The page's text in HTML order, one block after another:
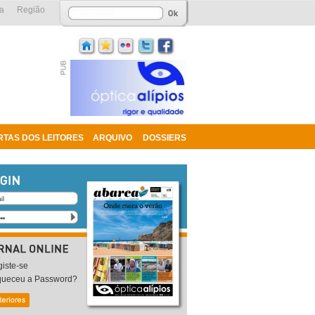
DOS LEITORES ARQUIVO DOSSIERS
Região
se
a Password?